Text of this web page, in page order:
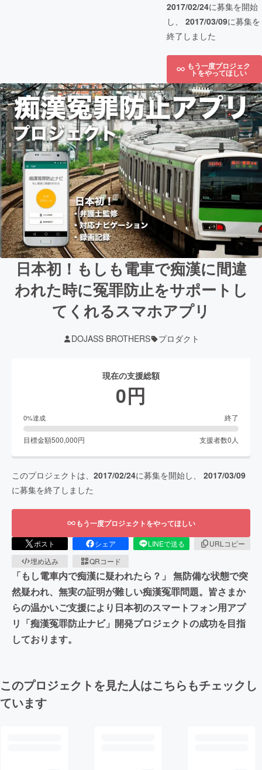
2017/02/24に募集を開始
し、 2017/03/09に募集を
終了しました
もう一度プロジェク
トをやってほしい
日本初！もしも電車で痴漢に間違
われた時に冤罪防止をサポートし
てくれるスマホアプリ
DOJASS BROTHERS プロダクト
現在の支援総額
0円
0%達成 終了
目標金額500,000円 支援者数0 人
このプロジェクトは、 2017/02/24に募集を開始し、 2017/03/09
に募集を終了しました
もう一度プロジェクトをやってほしい
ポスト シェア LINEで送る
URLコピー
埋め込み
QRコード
「もし電車内で痴漢に疑われたら？」 無防備な状態で突
然疑われ、無実の証明が難しい痴漢冤罪問題。皆さまか
らの温かいご支援により日本初のスマートフォン用アプ
リ「痴漢冤罪防止ナビ」開発プロジェクトの成功を目指
しております。
このプロジェクトを見た人はこちらもチェックし
ています